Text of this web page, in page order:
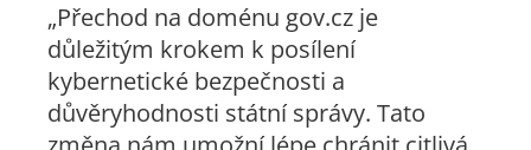
„Přechod na doménu gov.cz je
důležitým krokem k posílení
kybernetické bezpečnosti a
důvěryhodnosti státní správy. Tato